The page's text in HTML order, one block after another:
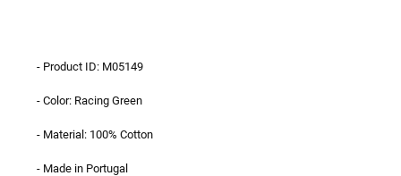
- Product ID: M05149
- Color: Racing Green
- Material: 100% Cotton
- Made in Portugal